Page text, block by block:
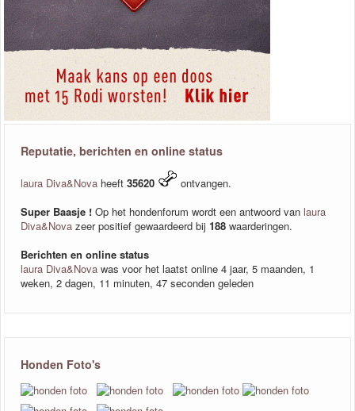
Reputatie, berichten en online status
laura Diva&Nova heeft 35620
ontvangen.
Super Baasje ! Op het hondenforum wordt een antwoord van laura
Diva&Nova zeer positief gewaardeerd bij 188 waarderingen.
Berichten en online status
laura Diva&Nova was voor het laatst online 4 jaar, 5 maanden, 1
weken, 2 dagen, 11 minuten, 47 seconden geleden
Honden Foto's